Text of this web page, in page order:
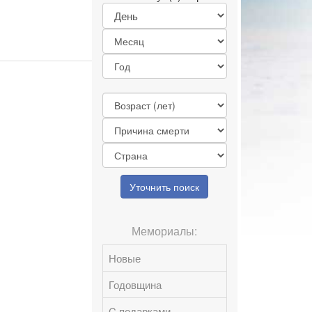
Уточнить поиск
Мемориалы:
Новые
Годовщина